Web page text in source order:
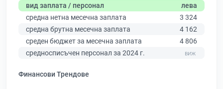
вид заплата / персонал
лева
средна нетна месечна заплата
3 324
средна брутна месечна заплата
4 162
среден бюджет за месечна заплата
4 806
средносписъчен персонал за 2024 г.
Финансови Трендове